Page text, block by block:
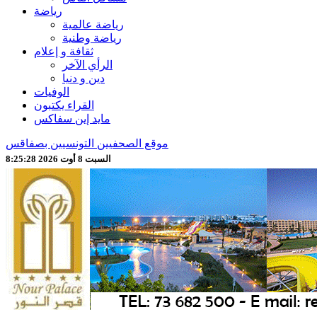
رياضة
رياضة عالمية
رياضة وطنية
ثقافة و إعلام
الرأي الآخر
دين و دنيا
الوفيات
القراء يكتبون
مايد إين سفاكس
موقع الصحفيين التونسيين بصفاقس
السبت 8 أوت 2026 8:25:30